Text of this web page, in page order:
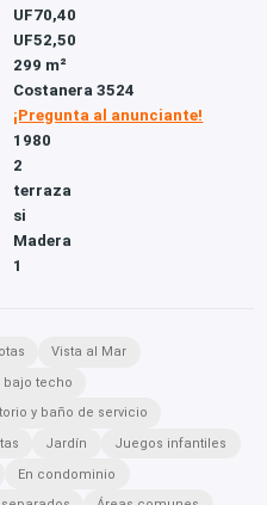
UF70,40
UF52,50
299 m²
Costanera 3524
¡Pregunta al anunciante!
1980
2
terraza
si
Madera
1
Vista al Mar
bajo techo
y baño de servicio
Jardín
Juegos infantiles
En condominio